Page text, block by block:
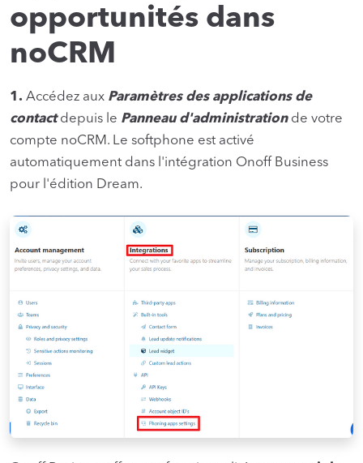
opportunités dans
noCRM
1. Accédez aux Paramètres des applications de
contactdepuis le Panneau d'administrationde votre
compte noCRM. Le softphone est activé
automatiquement dans l'intégration Onoff Business
pour l'édition Dream.